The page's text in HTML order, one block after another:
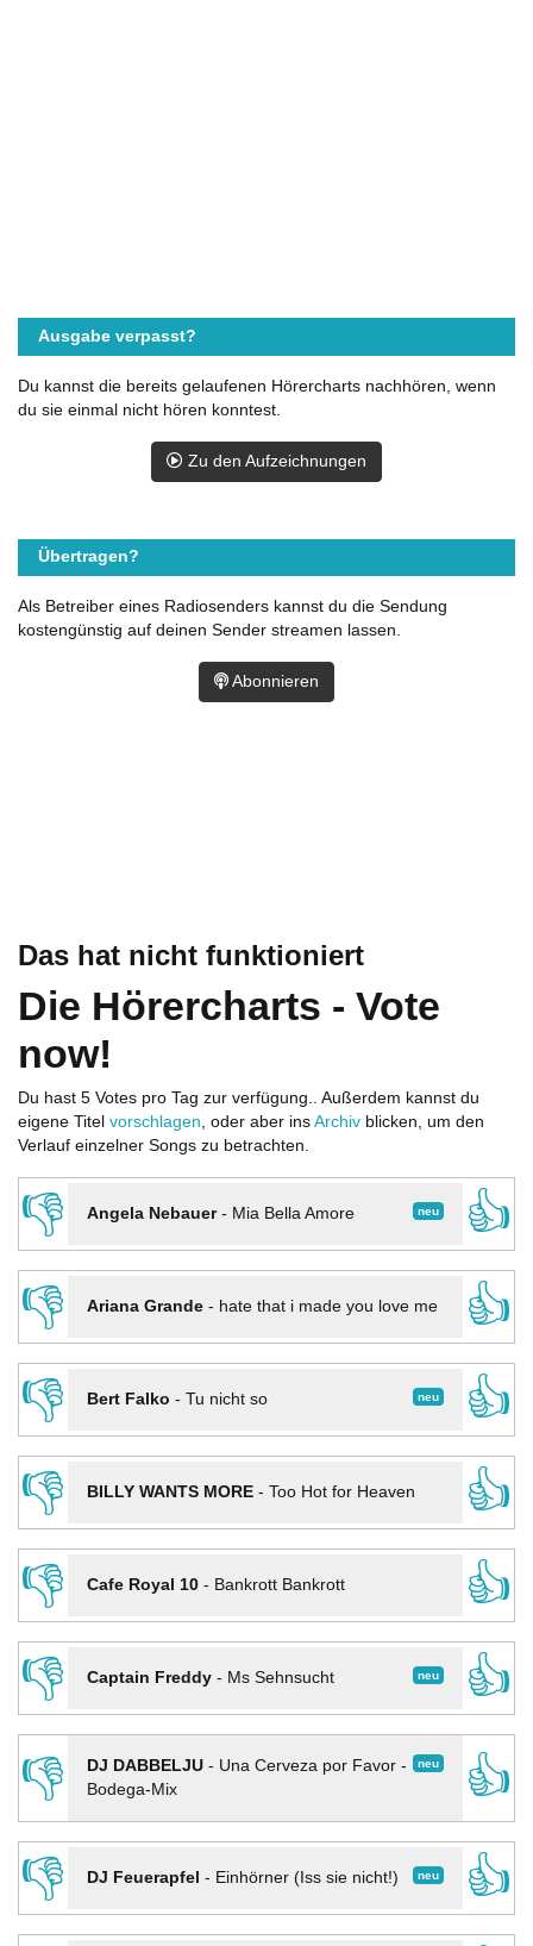
Das hat nicht funktioniert
Die Hörercharts - Vote
now!
Du hast 5 Votes pro Tag zur verfügung.. Außerdem kannst du
eigene Titel vorschlagen, oder aber ins Archiv blicken, um den
Verlauf einzelner Songs zu betrachten.
👎 neu
Angela Nebauer- Mia Bella Amore
👍
👎
Ariana Grande- hate that i made you love me
👍
👎
neu
Bert Falko - Tu nicht so
👍
👎
BILLY WANTS MORE- Too Hot for Heaven
👍
👎
Cafe Royal 10- Bankrott Bankrott
👍
👎
neu
Captain Freddy- Ms Sehnsucht
👍
👎
neu
DJ DABBELJU- Una Cerveza por Favor -
Bodega-Mix
👍
👎
neu
DJ Feuerapfel - Einhörner (Iss sie nicht!)
👍
Ausgabe verpasst?
Du kannst die bereits gelaufenen Hörercharts nachhören, wenn
du sie einmal nicht hören konntest.
Zu den Aufzeichnungen
Übertragen?
Als Betreiber eines Radiosenders kannst du die Sendung
kostengünstig auf deinen Sender streamen lassen.
Abonnieren